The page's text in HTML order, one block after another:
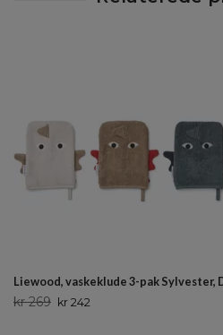
Liewood, vaskeklude 3-pak Sylvester,
kr 269 kr 242